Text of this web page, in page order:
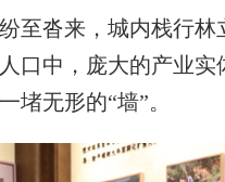
沓来，城内栈行林
口中，庞大的产业
堵无形的“墙”。